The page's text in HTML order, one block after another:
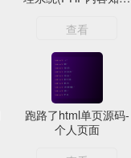
查看
跑路了html单页源码-
个人页面